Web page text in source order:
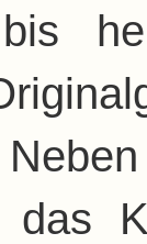
bis
das